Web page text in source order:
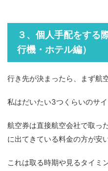
３、個人手配をする
行機・ホテル編）
行き先が決まったら、まず航
私はだいたい3つくらいのサイ
航空券は直接航空会社で取っ
に出てきている料金の方が安
これは取る時期や見るタイミ